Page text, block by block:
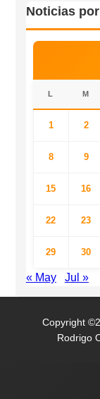
Noticias
L M
1 2
8 9
15 16
22 23
29 30
« May Jul »
Copyright
Rodrigo